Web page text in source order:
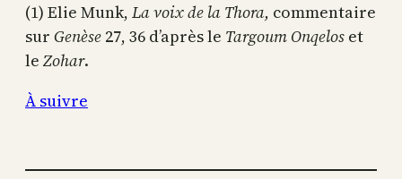
(1) Elie Munk, La voix de la Thora, commentaire
sur Genèse 27, 36 d’après le Targoum Onqelos et
le Zohar.
À suivre